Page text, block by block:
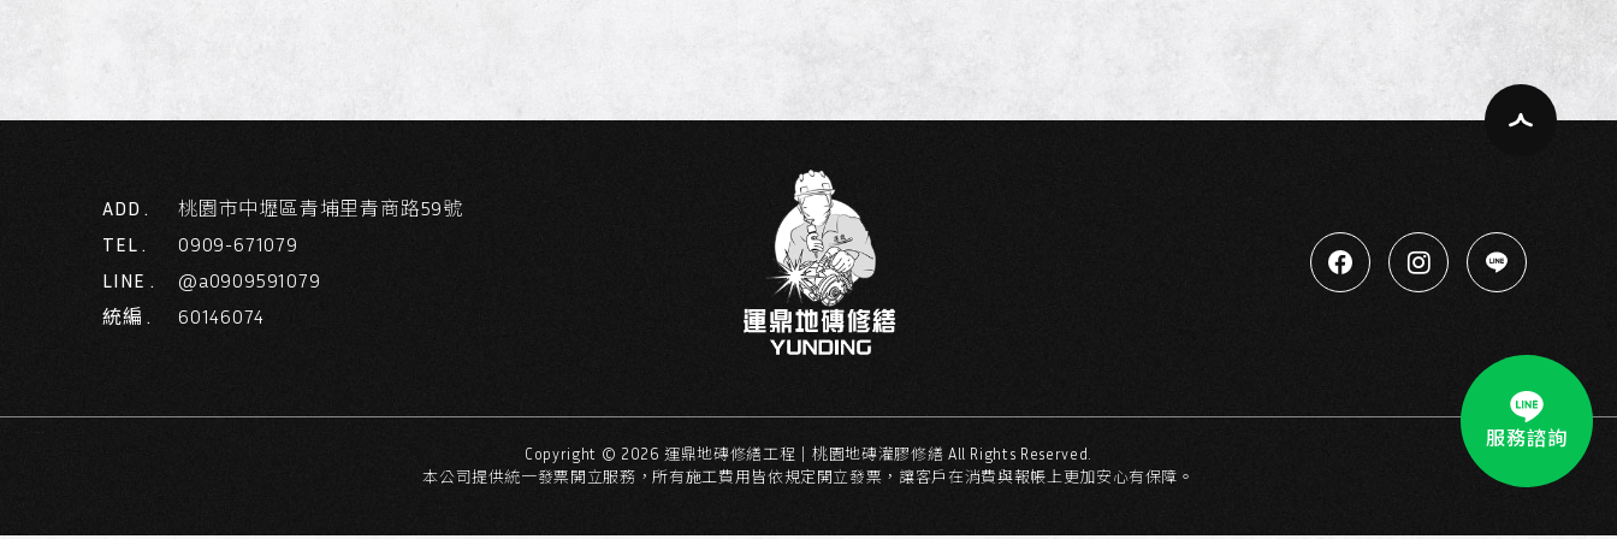
ADD .
桃園市中壢區青埔里青商路59號
TEL .
0909-671079
LINE .
@a0909591079
統編 .
60146074
Copyright © 2026 運鼎地磚修繕工程｜桃園地磚灌膠修繕 All Rights Reserved.
本公司提供統一發票開立服務，所有施工費用皆依規定開立發票，讓客戶在消費與報帳上更加安心有保障。
服務諮詢